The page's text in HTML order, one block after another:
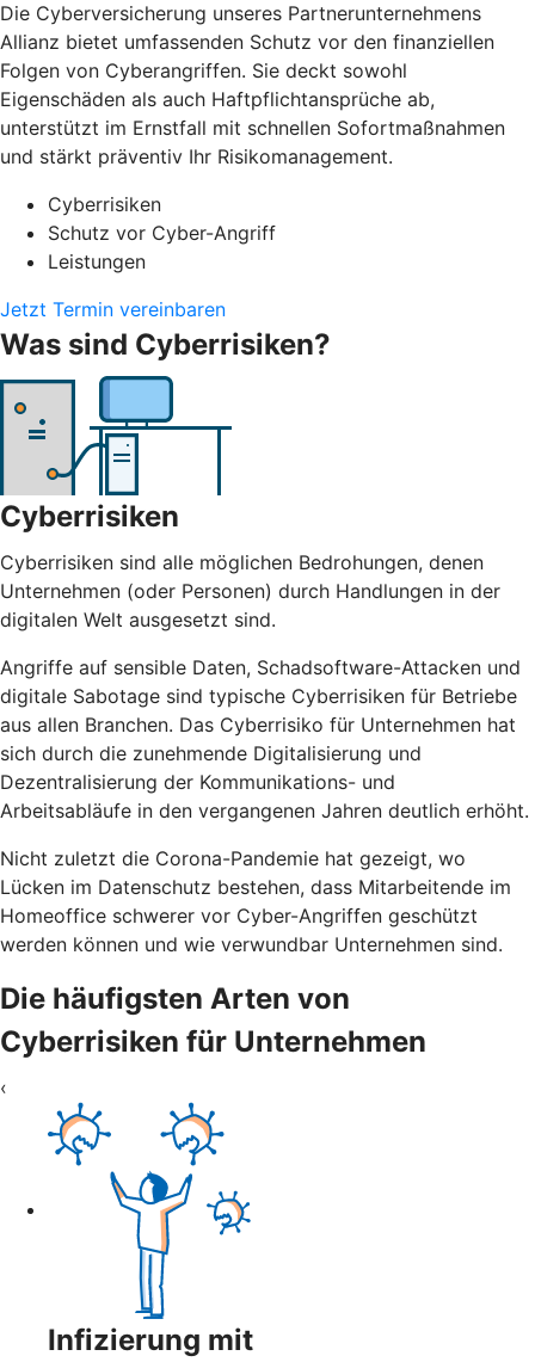
Die Cyberversicherung unseres Partnerunternehmens
Allianz bietet umfassenden Schutz vor den finanziellen
Folgen von Cyberangriffen. Sie deckt sowohl
Eigenschäden als auch Haftpflichtansprüche ab,
unterstützt im Ernstfall mit schnellen Sofortmaßnahmen
und stärkt präventiv Ihr Risikomanagement.
Cyberrisiken
Schutz vor Cyber-Angriff
Leistungen
Jetzt Termin vereinbaren
Was sind Cyberrisiken?
Cyberrisiken
Cyberrisiken sind alle möglichen Bedrohungen, denen
Unternehmen (oder Personen) durch Handlungen in der
digitalen Welt ausgesetzt sind.
Angriffe auf sensible Daten, Schadsoftware-Attacken und
digitale Sabotage sind typische Cyberrisiken für Betriebe
aus allen Branchen. Das Cyberrisiko für Unternehmen hat
sich durch die zunehmende Digitalisierung und
Dezentralisierung der Kommunikations- und
Arbeitsabläufe in den vergangenen Jahren deutlich erhöht.
Nicht zuletzt die Corona-Pandemie hat gezeigt, wo
Lücken im Datenschutz bestehen, dass Mitarbeitende im
Homeoffice schwerer vor Cyber-Angriffen geschützt
werden können und wie verwundbar Unternehmen sind.
Die häufigsten Arten von
Cyberrisiken für Unternehmen
‹
Infizierung mit